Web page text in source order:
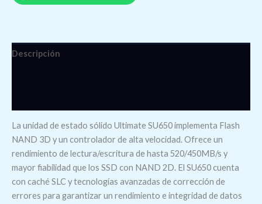
Descripción
La unidad de estado sólido Ultimate SU650 implementa Flash
NAND 3D y un controlador de alta velocidad. Ofrece un
rendimiento de lectura/escritura de hasta 520/450MB/s y
mayor fiabilidad que los SSD con NAND 2D. El SU650 cuenta
con caché SLC y tecnologías avanzadas de corrección de
errores para garantizar un rendimiento e integridad de datos